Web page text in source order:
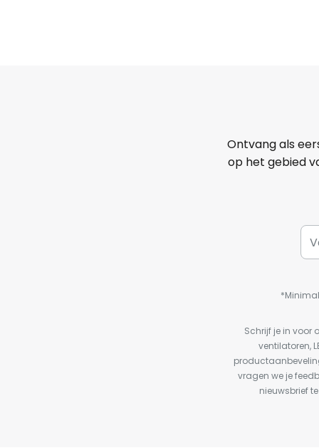
Ontvang als
op het gebied
Schrijf je in voor
ventilatoren,
vragen we je
nieuwsbrief